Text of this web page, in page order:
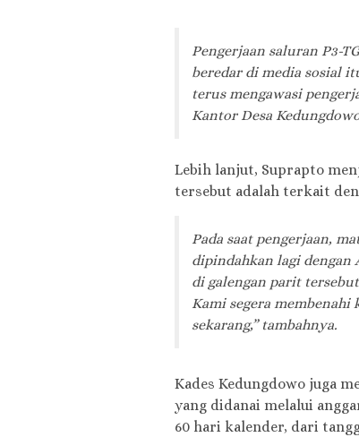
Pengerjaan saluran P3-
beredar di media sosial
terus mengawasi
Kantor Desa
Lebih lanjut, Suprapto
tersebut adalah terkait
Pada saat pengerjaan,
dipindahkan lagi dengan
di galengan parit
Kami segera
sekarang,” tambahnya.
Kades Kedungdowo juga
yang didanai melalui
60 hari kalender, dari